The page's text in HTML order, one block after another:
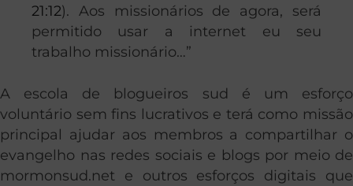
21:12). Aos missionários de agora, será
permitido usar a internet eu seu
trabalho missionário…”
A escola de blogueiros sud é um esforço
voluntário sem fins lucrativos e terá como missão
principal ajudar aos membros a compartilhar o
evangelho nas redes sociais e blogs por meio de
mormonsud.net e outros esforços digitais que